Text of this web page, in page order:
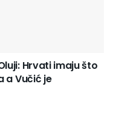
Hrvati imaju što
a Vučić je